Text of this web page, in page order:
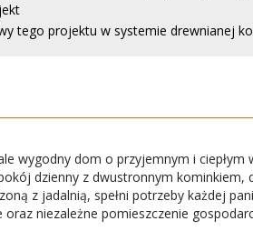
tego projektu w systemie drewnianej
wygodny dom o przyjemnym i ciepłym
dzienny z dwustronnym kominkiem,
z jadalnią, spełni potrzeby każdej
niezależne pomieszczenie